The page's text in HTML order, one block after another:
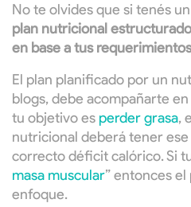
No te olvides que si tenés
plan nutricional
en base a tus
El plan planificado por un
blogs, debe acompañarte
tu objetivo es perder grasa,
nutricional deberá tener
correcto déficit calórico. Si
masa muscular” entonces
enfoque.